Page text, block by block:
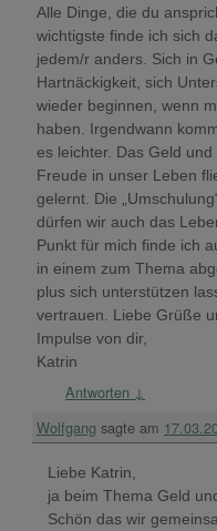
Alle Dinge, die du
wichtigste finde ich sich
jedem/r anders. Sich in
Hartnäckigkeit, sich
wieder beginnen, wenn
haben. Irgendwann
es leichter. Das Geld
Freude in unser Leben
gelernt. Die
dürfen wir auch das
Punkt für mich finde ich
in einem zum Thema
plus sich unterstützen
vertrauen. Liebe Grüße
Impulse von dir,
Katrin
Antworten ↓
Wolfgang sagte am
Liebe Katrin,
ja beim Thema Geld
Schön das wir